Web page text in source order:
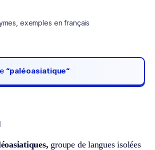
exemples en français
“paléoasiatique“
groupe de langues isolées